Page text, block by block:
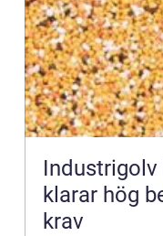
klarar hög
krav